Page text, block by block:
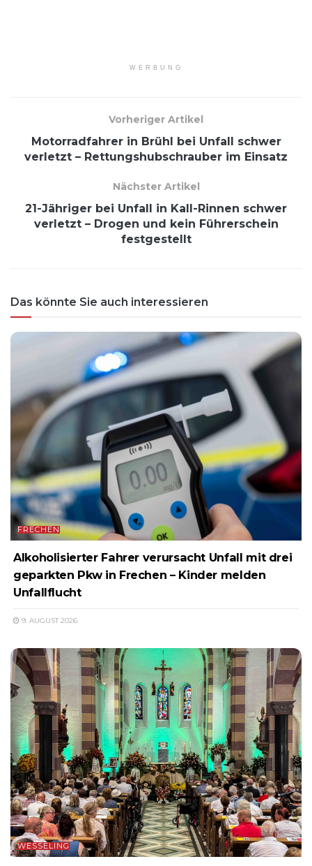
WERBUNG
Vorheriger Artikel
Motorradfahrer in Brühl bei Unfall schwer
verletzt – Rettungshubschrauber im Einsatz
Nächster Artikel
21-Jähriger bei Unfall in Kall-Rinnen schwer
verletzt – Drogen und kein Führerschein
festgestellt
Das könnte Sie auch interessieren
FRECHEN
Alkoholisierter Fahrer verursacht Unfall mit drei
geparkten Pkw in Frechen – Kinder melden
Unfallflucht
9. AUGUST 2026
WESSELING